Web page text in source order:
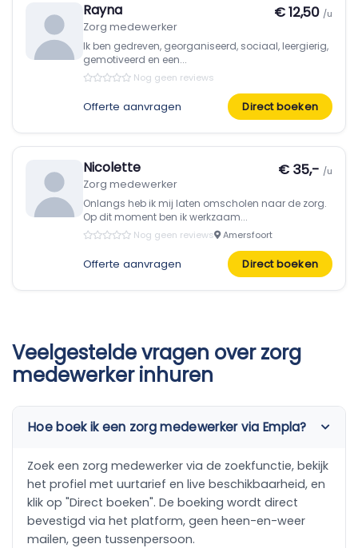
Rayna
Zorg medewerker
€ 12,50 /u
Ik ben gedreven, georganiseerd, sociaal, leergierig,
gemotiveerd en een...
Nog geen reviews
Offerte aanvragen Direct boeken
Nicolette
Zorg medewerker
€ 35,- /u
Onlangs heb ik mij laten omscholen naar de zorg.
Op dit moment ben ik werkzaam...
Nog geen reviews Amersfoort
Offerte aanvragen Direct boeken
Veelgestelde vragen over zorg
medewerker inhuren
Hoe boek ik een zorg medewerker via Empla?
Zoek een zorg medewerker via de zoekfunctie, bekijk
het profiel met uurtarief en live beschikbaarheid, en
klik op "Direct boeken". De boeking wordt direct
bevestigd via het platform, geen heen-en-weer
mailen, geen tussenpersoon.